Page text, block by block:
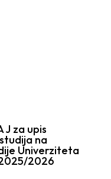
J za upis
na
Univerziteta
2026